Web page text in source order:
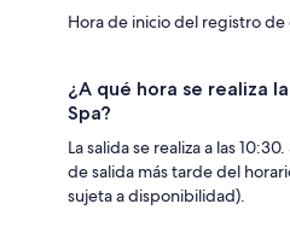
Hora de inicio del registro de
¿A qué hora se realiza
Spa?
La salida se realiza a las
de salida más tarde del
sujeta a disponibilidad).